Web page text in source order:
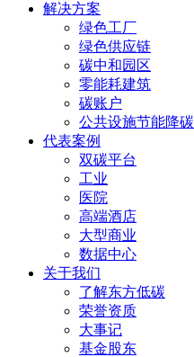
解决方案
绿色工厂
绿色供应链
碳中和园区
零能耗建筑
碳账户
公共设施节能降碳
代表案例
双碳平台
工业
医院
高端酒店
大型商业
数据中心
关于我们
了解东方低碳
荣誉资质
大事记
基金股东